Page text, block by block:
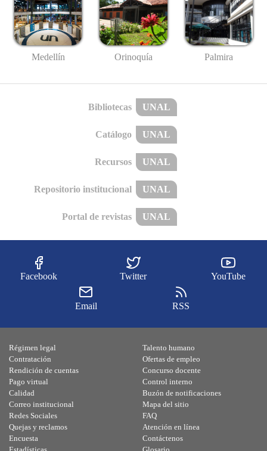
Medellín Orinoquía Palmira
Bibliotecas UNAL
Catálogo UNAL
Recursos UNAL
Repositorio institucional UNAL
Portal de revistas UNAL
Facebook Twitter YouTube
Email RSS
Régimen legal
Contratación
Rendición de cuentas
Pago virtual
Calidad
Talento humano
Ofertas de empleo
Concurso docente
Control interno
Buzón de notificaciones
Correo institucional
Redes Sociales
Quejas y reclamos
Encuesta
Mapa del sitio
FAQ
Atención en línea
Contáctenos